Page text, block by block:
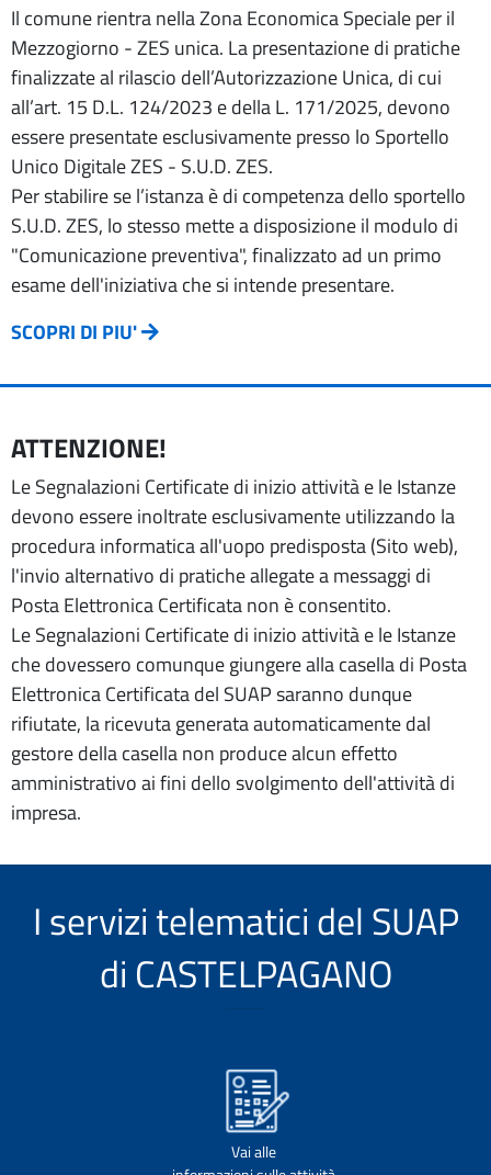
Il comune rientra nella Zona Economica Speciale per il
Mezzogiorno - ZES unica. La presentazione di pratiche
finalizzate al rilascio dell’Autorizzazione Unica, di cui
all’art. 15 D.L. 124/2023 e della L. 171/2025, devono
essere presentate esclusivamente presso lo Sportello
Unico Digitale ZES - S.U.D. ZES.
Per stabilire se l’istanza è di competenza dello sportello
S.U.D. ZES, lo stesso mette a disposizione il modulo di
"Comunicazione preventiva", finalizzato ad un primo
esame dell'iniziativa che si intende presentare.
SCOPRI DI PIU'
ATTENZIONE!
Le Segnalazioni Certificate di inizio attività e le Istanze
devono essere inoltrate esclusivamente utilizzando la
procedura informatica all'uopo predisposta (Sito web),
l'invio alternativo di pratiche allegate a messaggi di
Posta Elettronica Certificata non è consentito.
Le Segnalazioni Certificate di inizio attività e le Istanze
che dovessero comunque giungere alla casella di Posta
Elettronica Certificata del SUAP saranno dunque
rifiutate, la ricevuta generata automaticamente dal
gestore della casella non produce alcun effetto
amministrativo ai fini dello svolgimento dell'attività di
impresa.
I servizi telematici del SUAP
di CASTELPAGANO
Vai alle